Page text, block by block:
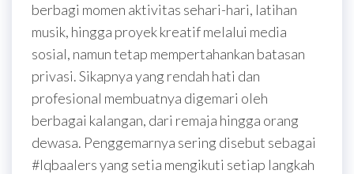
berbagi momen aktivitas sehari-hari, latihan
musik, hingga proyek kreatif melalui media
sosial, namun tetap mempertahankan batasan
privasi. Sikapnya yang rendah hati dan
profesional membuatnya digemari oleh
berbagai kalangan, dari remaja hingga orang
dewasa. Penggemarnya sering disebut sebagai
#Iqbaalers yang setia mengikuti setiap langkah